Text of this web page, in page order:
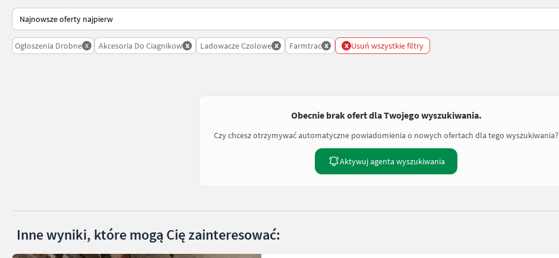
Tak sortuje się na Landwirt.com
Ogłoszenia Drobne x Akcesoria Do Ciagnikow x Ladowacze Czolowe x Farmtrac x x Usuń wszystkie filtry
Obecnie brak ofert dla Twojego wyszukiwania.
Czy chcesz otrzymywać automatyczne powiadomienia o nowych ofertach dla tego wyszukiwania?
Aktywuj agenta wyszukiwania
Inne wyniki, które mogą Cię zainteresować: